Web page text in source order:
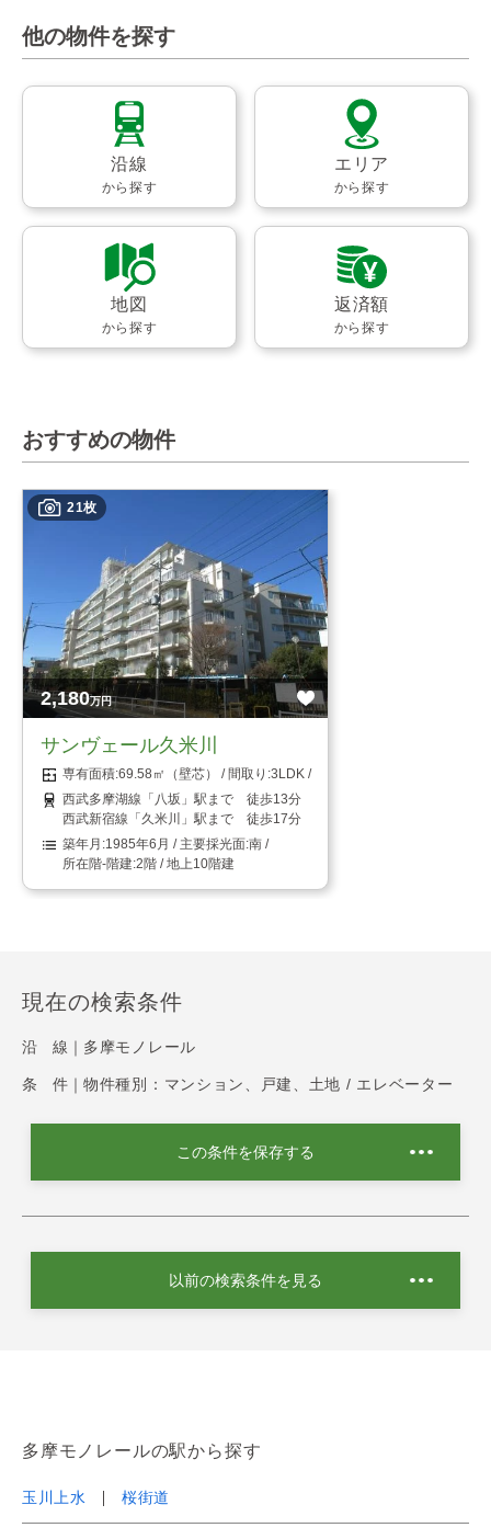
他の物件を探す
沿線
から探す
エリア
から探す
地図
から探す
返済額
から探す
おすすめの物件
21枚
2,180万円
サンヴェール久米川
69.58㎡（壁芯）
3LDK
西武多摩湖線「八坂」駅まで 徒歩13分
西武新宿線「久米川」駅まで 徒歩17分
1985年6月
南
2階 / 地上10階建
現在の検索条件
沿 線｜ 多摩モノレール
条 件｜ 物件種別：マンション、戸建、土地 / エレベーター
この条件を保存する
以前の検索条件を見る
多摩モノレールの駅から探す
玉川上水 桜街道